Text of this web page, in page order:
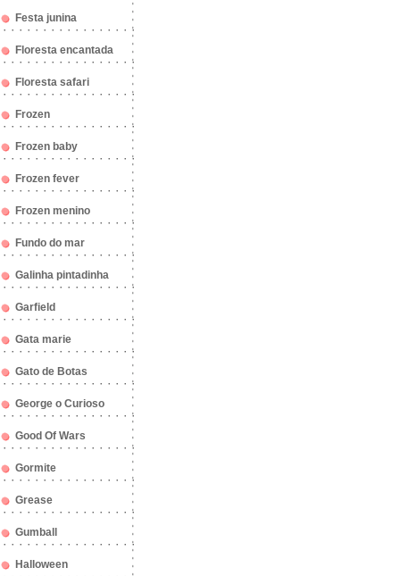
Festa junina
Floresta encantada
Floresta safari
Frozen
Frozen baby
Frozen fever
Frozen menino
Fundo do mar
Galinha pintadinha
Garfield
Gata marie
Gato de Botas
George o Curioso
Good Of Wars
Gormite
Grease
Gumball
Halloween